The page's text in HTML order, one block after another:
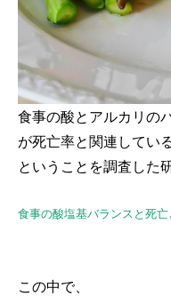
食事の酸とアルカリの
が死亡率と関連してい
ということを調査した
食事の酸塩基バランスと死
この中で、